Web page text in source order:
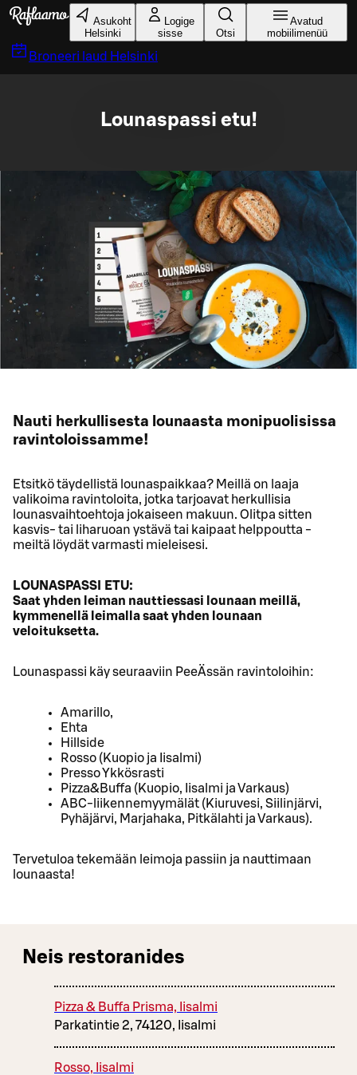
Liigu peamise sisu juurde
Asukoht
Helsinki
Logige
sisse
Otsi
Avatud
mobiilimenüü
Broneeri laud Helsinki
Lounaspassi etu!
Nauti herkullisesta lounaasta monipuolisissa
ravintoloissamme!
Etsitkö täydellistä lounaspaikkaa? Meillä on laaja
valikoima ravintoloita, jotka tarjoavat herkullisia
lounasvaihtoehtoja jokaiseen makuun. Olitpa sitten
kasvis- tai liharuoan ystävä tai kaipaat helppoutta -
meiltä löydät varmasti mieleisesi.
LOUNASPASSI ETU:
Saat yhden leiman nauttiessasi lounaan meillä,
kymmenellä leimalla saat yhden lounaan
veloituksetta.
Lounaspassi käy seuraaviin PeeÄssän ravintoloihin:
Amarillo,
Ehta
Hillside
Rosso (Kuopio ja Iisalmi)
Presso Ykkösrasti
Pizza&Buffa (Kuopio, Iisalmi ja Varkaus)
ABC-liikennemyymälät (Kiuruvesi, Siilinjärvi,
Pyhäjärvi, Marjahaka, Pitkälahti ja Varkaus).
Tervetuloa tekemään leimoja passiin ja nauttimaan
lounaasta!
Neis restoranides
Pizza & Buffa Prisma, Iisalmi
Parkatintie 2, 74120, Iisalmi
Rosso, Iisalmi